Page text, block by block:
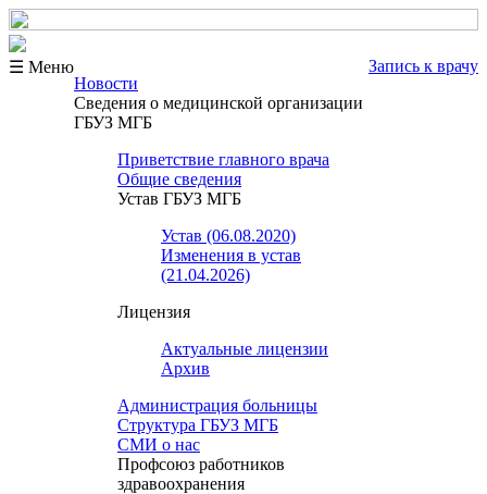
☰ Меню
Запись к врачу
Новости
Сведения о медицинской организации
ГБУЗ МГБ
Приветствие главного врача
Общие сведения
Устав ГБУЗ МГБ
Устав (06.08.2020)
Изменения в устав
(21.04.2026)
Лицензия
Актуальные лицензии
Архив
Администрация больницы
Структура ГБУЗ МГБ
СМИ о нас
Профсоюз работников
здравоохранения